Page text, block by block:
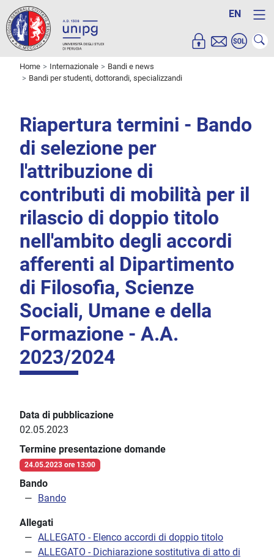
EN
Home Internazionale
Bandi e news
Bandi per studenti, dottorandi, specializzandi
Riapertura termini - Bando
di selezione per
l'attribuzione di
contributi di mobilità per il
rilascio di doppio titolo
nell'ambito degli accordi
afferenti al Dipartimento
di Filosofia, Scienze
Sociali, Umane e della
Formazione - A.A.
2023/2024
Data di pubblicazione
02.05.2023
Termine presentazione domande
24.05.2023 ore 13:00
Bando
Bando
Allegati
ALLEGATO - Elenco accordi di doppio titolo
ALLEGATO - Dichiarazione sostitutiva di atto di